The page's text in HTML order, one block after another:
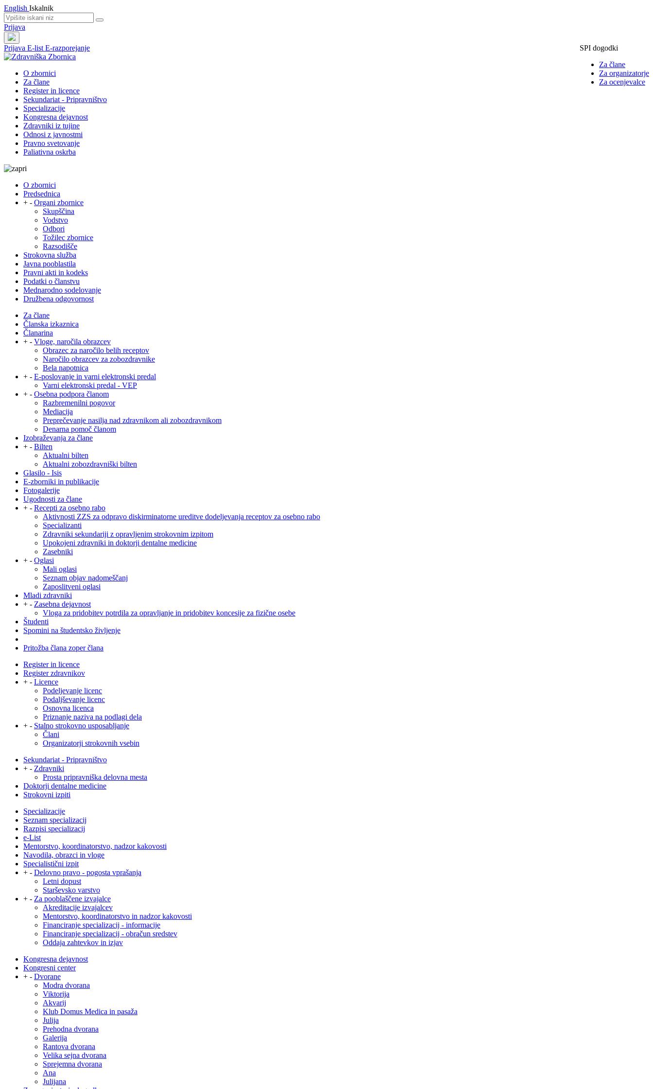
English Iskalnik
Prijava
Prijava
SPI dogodki
Za člane
Za organizatorje
Za ocenjevalce
E-list E-razporejanje
O zbornici
Za člane
Register in licence
Sekundariat - Pripravništvo
Specializacije
Kongresna dejavnost
Zdravniki iz tujine
Odnosi z javnostmi
Pravno svetovanje
Paliativna oskrba
O zbornici
Predsednica
+ - Organi zbornice
Skupščina
Vodstvo
Odbori
Tožilec zbornice
Razsodišče
Strokovna služba
Javna pooblastila
Pravni akti in kodeks
Podatki o članstvu
Mednarodno sodelovanje
Družbena odgovornost
Za člane
Članska izkaznica
Članarina
+ - Vloge, naročila obrazcev
Obrazec za naročilo belih receptov
Naročilo obrazcev za zobozdravnike
Bela napotnica
+ - E-poslovanje in varni elektronski predal
Varni elektronski predal - VEP
+ - Osebna podpora članom
Razbremenilni pogovor
Mediacija
Preprečevanje nasilja nad zdravnikom ali zobozdravnikom
Denarna pomoč članom
Izobraževanja za člane
+ - Bilten
Aktualni bilten
Aktualni zobozdravniški bilten
Glasilo - Isis
E-zborniki in publikacije
Fotogalerije
Ugodnosti za člane
+ - Recepti za osebno rabo
Aktivnosti ZZS za odpravo diskirminatorne ureditve dodeljevanja receptov za osebno rabo
Specializanti
Zdravniki sekundariji z opravljenim strokovnim izpitom
Upokojeni zdravniki in doktorji dentalne medicine
Zasebniki
+ - Oglasi
Mali oglasi
Seznam objav nadomeščanj
Zaposlitveni oglasi
Mladi zdravniki
+ - Zasebna dejavnost
Vloga za pridobitev potrdila za opravljanje in pridobitev koncesije za fizične osebe
Študenti
Spomini na študentsko življenje
Pritožba člana zoper člana
Register in licence
Register zdravnikov
+ - Licence
Podeljevanje licenc
Podaljševanje licenc
Osnovna licenca
Priznanje naziva na podlagi dela
+ - Stalno strokovno usposabljanje
Člani
Organizatorji strokovnih vsebin
Sekundariat - Pripravništvo
+ - Zdravniki
Prosta pripravniška delovna mesta
Doktorji dentalne medicine
Strokovni izpiti
Specializacije
Seznam specializacij
Razpisi specializacij
e-List
Mentorstvo, koordinatorstvo, nadzor kakovosti
Navodila, obrazci in vloge
Specialistični izpit
+ - Delovno pravo - pogosta vprašanja
Letni dopust
Starševsko varstvo
+ - Za pooblaščene izvajalce
Akreditacije izvajalcev
Mentorstvo, koordinatorstvo in nadzor kakovosti
Financiranje specializacij - informacije
Financiranje specializacij - obračun sredstev
Oddaja zahtevkov in izjav
Kongresna dejavnost
Kongresni center
+ - Dvorane
Modra dvorana
Viktorija
Akvarij
Klub Domus Medica in pasaža
Julija
Prehodna dvorana
Galerija
Rantova dvorana
Velika sejna dvorana
Sprejemna dvorana
Ana
Julijana